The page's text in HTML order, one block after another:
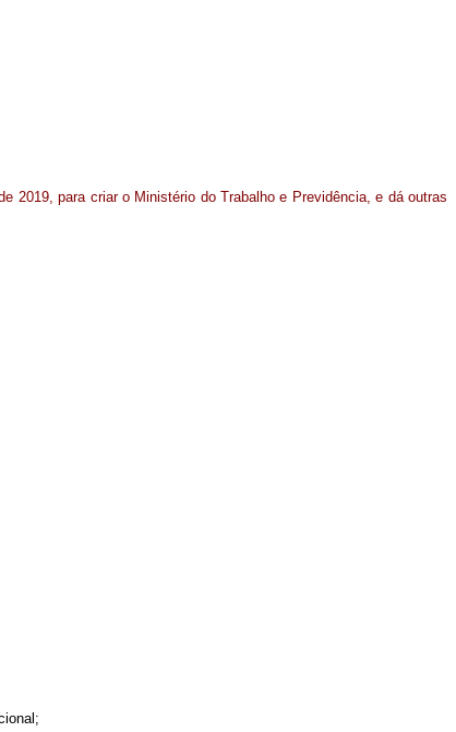
2019, para criar o Ministério do Trabalho e Previdência, e dá outras